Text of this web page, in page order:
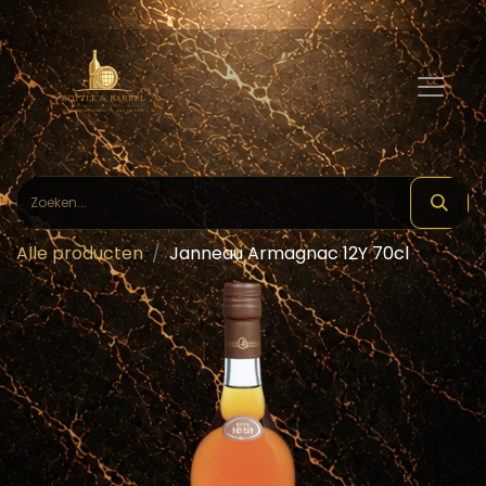
Alle producten Janneau Armagnac 12Y 70cl